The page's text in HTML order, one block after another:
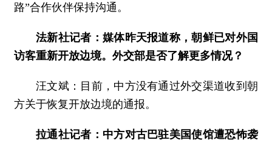
路”合作伙伴保持沟通。
法新社记者：媒体昨天报道称，朝鲜已对外国
访客重新开放边境。外交部是否了解更多情况？
汪文斌：目前，中方没有通过外交渠道收到朝
方关于恢复开放边境的通报。
拉通社记者：中方对古巴驻美国使馆遭恐怖袭